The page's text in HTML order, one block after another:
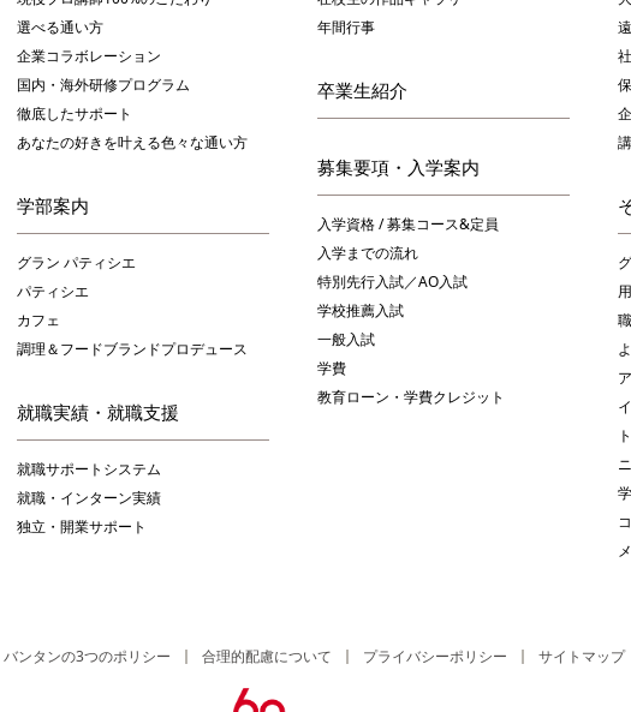
選べる通い方
企業コラボレーション
国内・海外研修プログラム
徹底したサポート
あなたの好きを叶える⾊々な通い⽅
学部案内
グラン パティシエ
パティシエ
カフェ
調理＆フードブランドプロデュース
就職実績・就職支援
就職サポートシステム
就職・インターン実績
独立・開業サポート
年間行事
卒業生紹介
募集要項・入学案内
入学資格 / 募集コース&定員
入学までの流れ
特別先行入試／AO入試
学校推薦入試
一般入試
学費
教育ローン・学費クレジット
バンタンの3つのポリシー 合理的配慮について プライバシーポリシー サイトマップ